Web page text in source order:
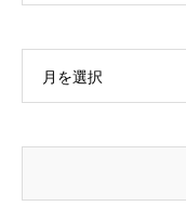
月を選択